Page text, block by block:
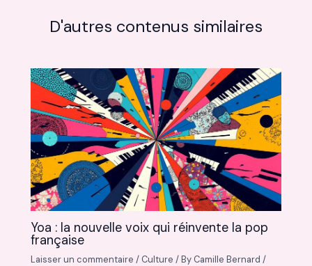
D'autres contenus similaires
Yoa : la nouvelle voix qui réinvente la pop
française
Laisser un commentaire / Culture / By Camille Bernard/